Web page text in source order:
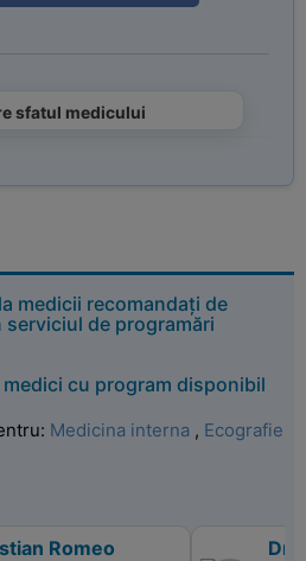
sfatul medicului
medicii recomandați de
de programări
cu program disponibil
Medicina interna , Ecografie
Romeo Dr.